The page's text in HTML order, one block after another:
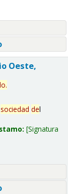
Oeste,
.
sociedad del
Signatura